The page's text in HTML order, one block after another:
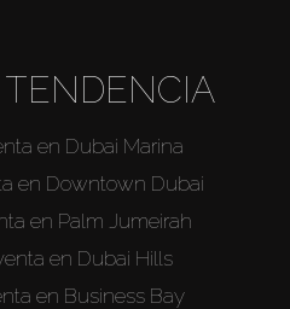
en Dubai Marina
en Downtown Dubai
en Palm Jumeirah
en Dubai Hills
en Business Bay